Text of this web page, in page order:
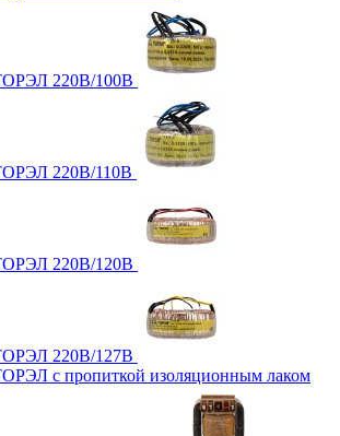
220В/100В
220В/110В
220В/120В
220В/127В
с пропиткой изоляционным лаком